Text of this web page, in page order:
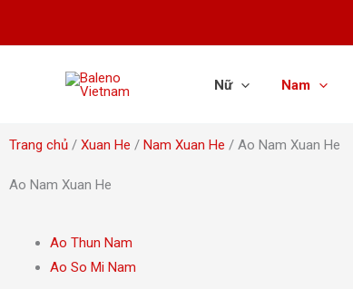
Nữ Nam
Trang chủ / Xuan He / Nam Xuan He / Ao Nam Xuan He
Ao Nam Xuan He
Ao Thun Nam
Ao So Mi Nam